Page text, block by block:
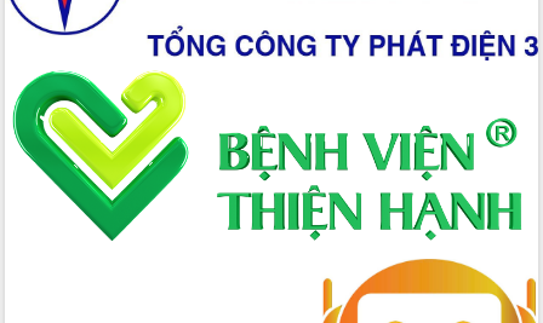
Giai đoạn 2026-2030, Đắk Lắk phấn
đấu có 77% xã đạt chuẩn nông thôn
Chuyển đổi số 'mở đường' cho nông
nghiệp Đắk Lắk tăng trưởng bứt phá
Triển khai đồng bộ đo đạc, lập hồ sơ
địa chính, hoàn thiện cơ sở dữ liệu đất
Ứng dụng sinh trắc học - Bước tiến